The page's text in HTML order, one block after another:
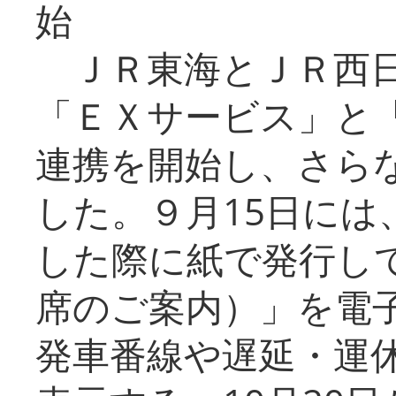
始
ＪＲ東海とＪＲ西
「ＥＸサービス」
連携を開始し、さら
した。９月15日に
した際に紙で発行し
席のご案内）」を電
発車番線や遅延・運